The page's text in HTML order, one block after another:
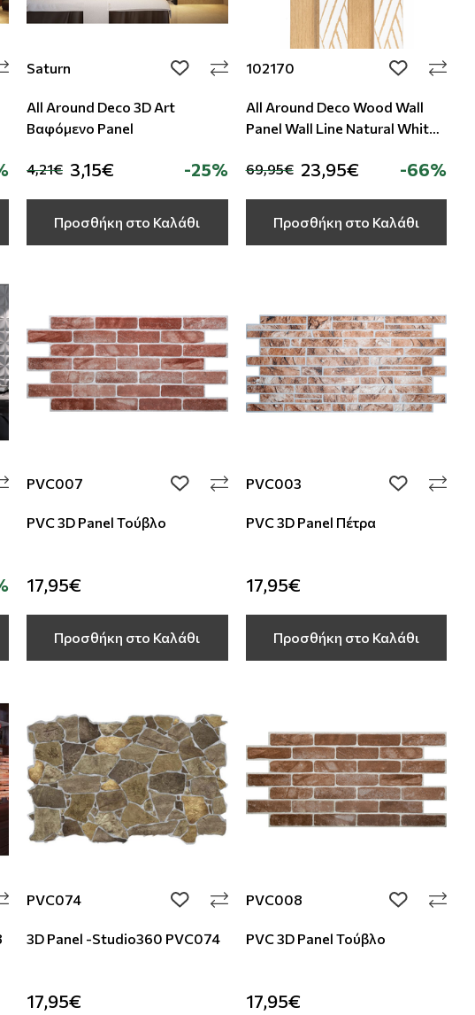
Saturn add to wishlist
All Around Deco 3D Art
Βαφόμενο Panel
4,21€ 3,15€ -25%
Προσθήκη στο Καλάθι
102170 add to
All Around Deco Wood Wall
Panel Wall Line Natural White
69,95€ 23,95€ -66%
Προσθήκη στο Καλάθι
PVC007 add to wishlist
PVC 3D Panel Τούβλο
17,95€
Προσθήκη στο Καλάθι
PVC003 add to
PVC 3D Panel Πέτρα
17,95€
Προσθήκη στο Καλάθι
PVC074 add to wishlist
3D Panel -Studio360 PVC074
17,95€
PVC008 add to
PVC 3D Panel Τούβλο
17,95€